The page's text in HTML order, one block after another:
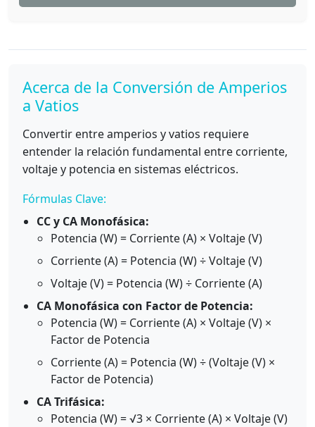
Acerca de la Conversión de Amperios
a Vatios
Convertir entre amperios y vatios requiere
entender la relación fundamental entre corriente,
voltaje y potencia en sistemas eléctricos.
Fórmulas Clave:
CC y CA Monofásica:
Potencia (W) = Corriente (A) × Voltaje (V)
Corriente (A) = Potencia (W) ÷ Voltaje (V)
Voltaje (V) = Potencia (W) ÷ Corriente (A)
CA Monofásica con Factor de Potencia:
Potencia (W) = Corriente (A) × Voltaje (V) ×
Factor de Potencia
Corriente (A) = Potencia (W) ÷ (Voltaje (V) ×
Factor de Potencia)
CA Trifásica:
Potencia (W) = √3 × Corriente (A) × Voltaje (V)